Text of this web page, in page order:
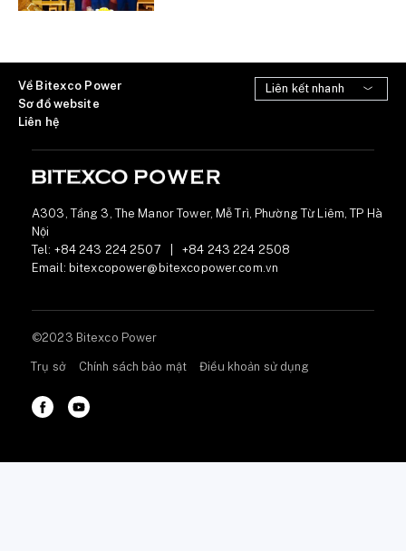
Về Bitexco Power
Sơ đồ website
Liên hệ
A303, Tầng 3, The Manor Tower, Mễ Trì, Phường Từ Liêm, TP Hà
Nội
Tel: +84 243 224 2507
+84 243 224 2508
Email: bitexcopower@bitexcopower.com.vn
©2023 Bitexco Power
Trụ sở Chính sách bảo mật Điều khoản sử dụng